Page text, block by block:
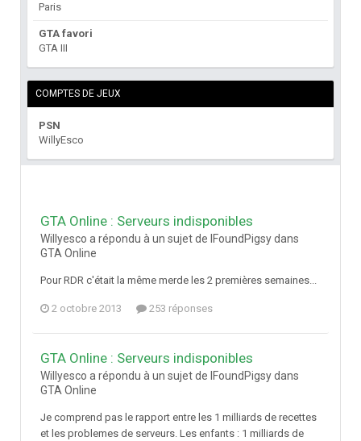
Paris
GTA favori
GTA III
COMPTES DE JEUX
PSN
WillyEsco
GTA Online : Serveurs indisponibles
Willyesco a répondu à un sujet de IFoundPigsy dans
GTA Online
Pour RDR c'était la même merde les 2 premières semaines...
2 octobre 2013 253 réponses
GTA Online : Serveurs indisponibles
Willyesco a répondu à un sujet de IFoundPigsy dans
GTA Online
Je comprend pas le rapport entre les 1 milliards de recettes
et les problemes de serveurs. Les enfants : 1 milliards de